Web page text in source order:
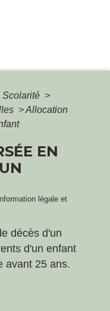
Scolarité >
>Allocation
EN
légale et
décès d'un
d'un enfant
avant 25 ans.